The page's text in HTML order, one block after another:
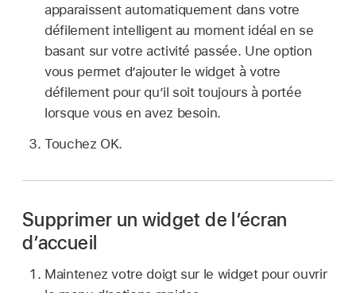
apparaissent automatiquement dans votre
défilement intelligent au moment idéal en se
basant sur votre activité passée. Une option
vous permet d’ajouter le widget à votre
défilement pour qu’il soit toujours à portée
lorsque vous en avez besoin.
Touchez OK.
Supprimer un widget de l’écran
d’accueil
Maintenez votre doigt sur le widget pour ouvrir